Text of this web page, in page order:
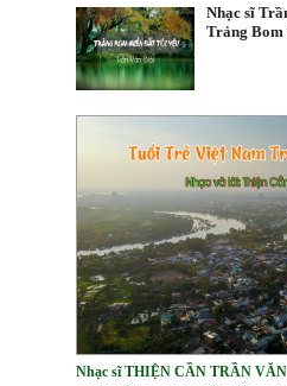
Nhạc sĩ
Trảng
Nhạc sĩ THIỆN CẦN TRẦN